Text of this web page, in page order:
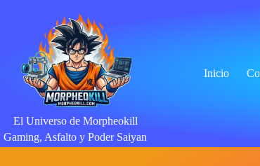
El Universo de Morpheokill
Gaming, Asfalto y Poder Saiyan
Inicio